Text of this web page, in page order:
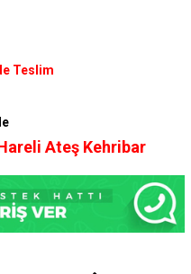
Teslim
Ateş Kehribar